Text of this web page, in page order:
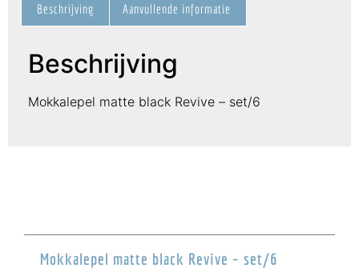
Beschrijving Aanvullende informatie
Beschrijving
Mokkalepel matte black Revive – set/6
Mokkalepel matte black Revive – set/6